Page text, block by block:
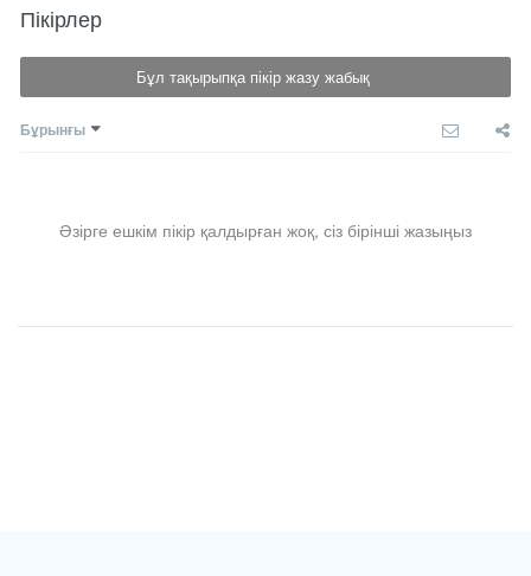
Пікірлер
Бұл тақырыпқа пікір жазу жабық
Бұрынғы
Әзірге ешкім пікір қалдырған жоқ, сіз бірінші жазыңыз